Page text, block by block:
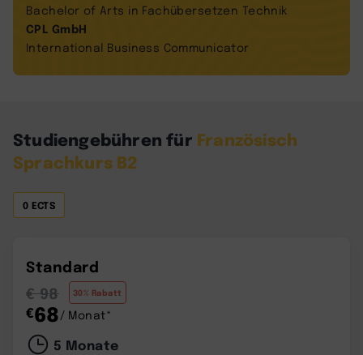
Bachelor of Arts in Fachübersetzen Technik
CPL GmbH
International Business Communicator
Studiengebühren für Französisch
Sprachkurs B2
0 ECTS
Standard
€ 98
30% Rabatt
€68/ Monat*
5 Monate